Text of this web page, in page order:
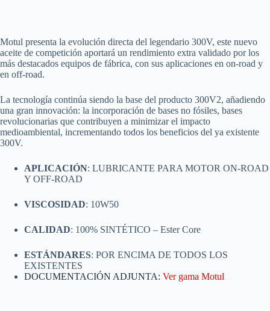
Motul presenta la evolución directa del legendario 300V, este nuevo
aceite de competición aportará un rendimiento extra validado por los
más destacados equipos de fábrica, con sus aplicaciones en on-road y
en off-road.
La tecnología continúa siendo la base del producto 300V2, añadiendo
una gran innovación: la incorporación de bases no fósiles, bases
revolucionarias que contribuyen a minimizar el impacto
medioambiental, incrementando todos los beneficios del ya existente
300V.
APLICACIÓN: LUBRICANTE PARA MOTOR ON-ROAD
Y OFF-ROAD
VISCOSIDAD: 10W50
CALIDAD: 100% SINTÉTICO – Ester Core
ESTÁNDARES: POR ENCIMA DE TODOS LOS
EXISTENTES
DOCUMENTACIÓN ADJUNTA: Ver gama Motul